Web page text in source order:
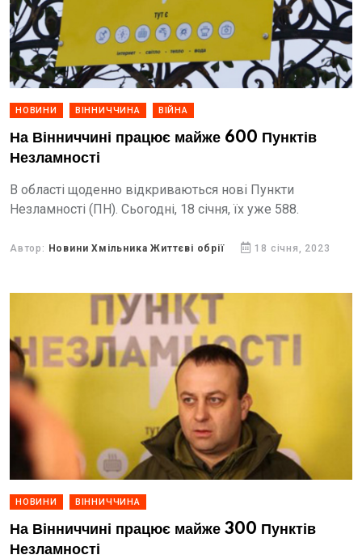
НОВИНИ ВІННИЧЧИНА ВІЙНА
На Вінниччині працює майже 600 Пунктів
Незламності
В області щоденно відкриваються нові Пункти
Незламності (ПН). Сьогодні, 18 січня, їх уже 588.
Автор: Новини Хмільника Життєві обрії 18 січня, 2023
НОВИНИ ВІННИЧЧИНА
На Вінниччині працює майже 300 Пунктів
Незламності